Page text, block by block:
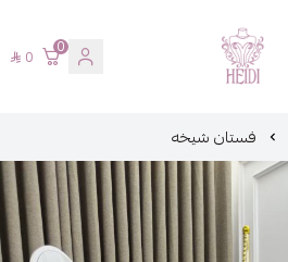
هايدي فاشن
0
0
فستان شيخه